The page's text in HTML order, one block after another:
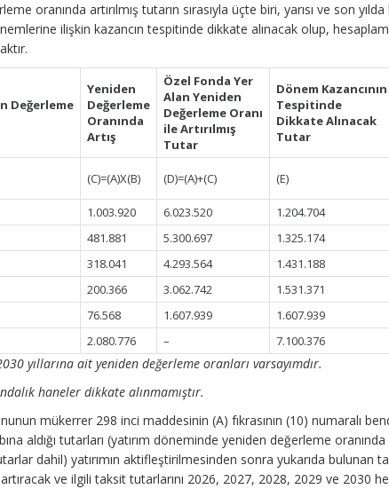
oranında artırılmış tutarın sırasıyla üçte biri, yarısı ve son
ilişkin kazancın tespitinde dikkate alınacak olup,
Değerleme
Yeniden
Değerleme
Oranında
Artış
Özel FondaYer
AlanYeniden
Değerleme Oranı
ileArtırılmış
Tutar
Dönem Kazancının
Tespitinde
Dikkate Alınacak
Tutar
(C)=(A)X(B) (D)=(A)+(C) (E)
1.003.920 6.023.520 1.204.704
481.881 5.300.697 1.325.174
318.041 4.293.564 1.431.188
200.366 3.062.742 1.531.371
76.568 1.607.939 1.607.939
2.080.776 – 7.100.376
yıllarına ait yeniden değerleme oranları varsayımdır.
haneler dikkate alınmamıştır.
mükerrer 298 inci maddesinin (A) fıkrasının (10) numaralı
aldığı tutarları (yatırım döneminde yeniden değerleme oranında
dahil) yatırımın aktifleştirilmesinden sonra yukarıda bulunan
ve ilgili taksit tutarlarını 2026, 2027, 2028, 2029 ve 2030